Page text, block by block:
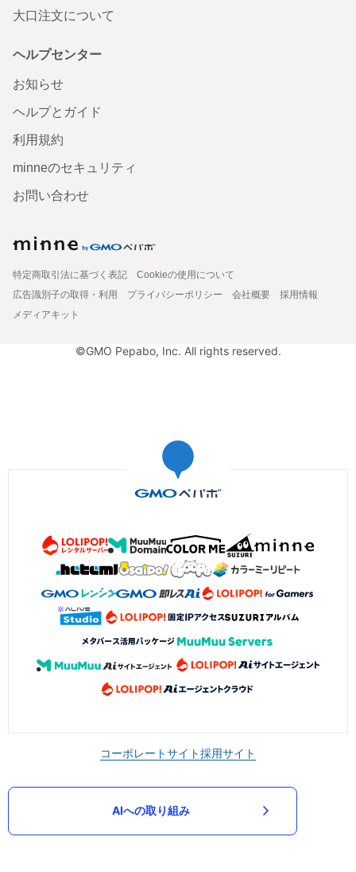
大口注文について
ヘルプセンター
お知らせ
ヘルプとガイド
利用規約
minneのセキュリティ
お問い合わせ
特定商取引法に基づく表記
Cookieの使用について
広告識別子の取得・利用
プライバシーポリシー 会社概要
採用情報
メディアキット
©GMO Pepabo, Inc. All rights reserved.
コーポレートサイト採用サイト
AIへの取り組み